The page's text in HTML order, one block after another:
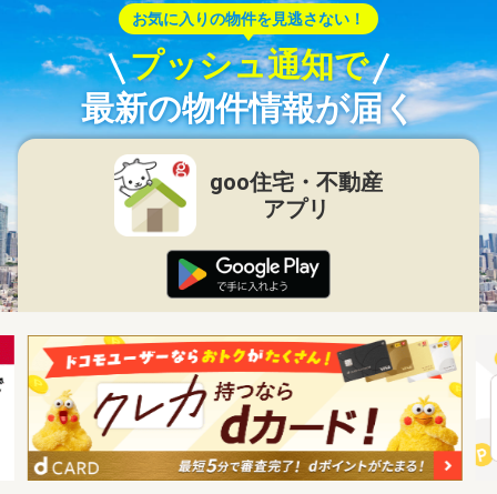
お気に入りの物件を見逃さない！
プッシュ通知で
最新の物件情報が届く
goo住宅・不動産
アプリ